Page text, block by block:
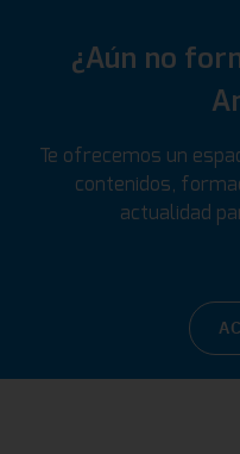
¿Aún no
Te ofrecemos un
contenidos,
actualidad